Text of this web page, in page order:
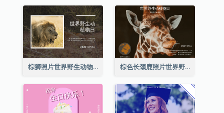
棕狮照片世界野生动物日明信片 棕色长颈鹿照片世界野生动物日明信片